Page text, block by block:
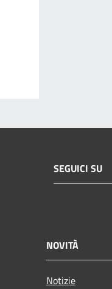
SEGUICI SU
NOVITÀ
Notizie